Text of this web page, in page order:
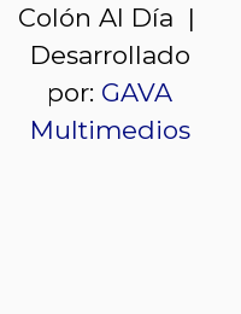
Colón Al Día |
Desarrollado
por: GAVA
Multimedios